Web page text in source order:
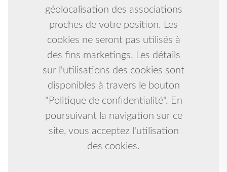
géolocalisation des associations
proches de votre position. Les
cookies ne seront pas utilisés à
des fins marketings. Les détails
sur l'utilisations des cookies sont
disponibles à travers le bouton
"Politique de confidentialité". En
poursuivant la navigation sur ce
site, vous acceptez l'utilisation
des cookies.